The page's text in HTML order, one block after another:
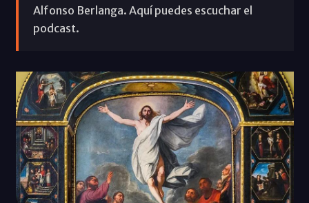
Alfonso Berlanga. Aquí puedes escuchar el
podcast.